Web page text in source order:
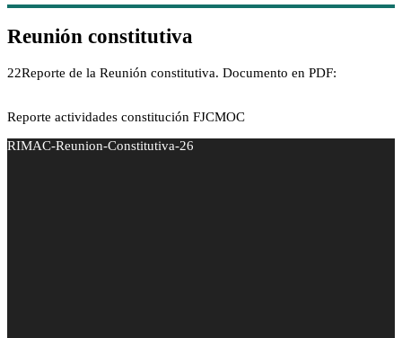
Reunión constitutiva
22Reporte de la Reunión constitutiva. Documento en PDF:
Reporte actividades constitución FJCMOC
RIMAC-Reunion-Constitutiva-26